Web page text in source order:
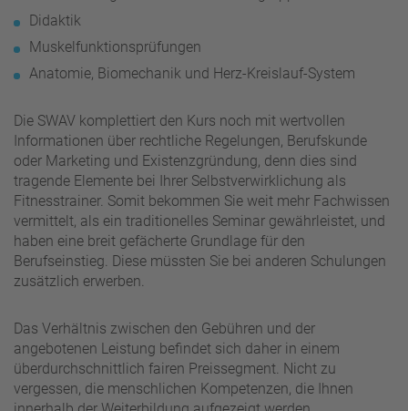
Didaktik
Muskelfunktionsprüfungen
Anatomie, Biomechanik und Herz-Kreislauf-System
Die SWAV komplettiert den Kurs noch mit wertvollen
Informationen über rechtliche Regelungen, Berufskunde
oder Marketing und Existenzgründung, denn dies sind
tragende Elemente bei Ihrer Selbstverwirklichung als
Fitnesstrainer. Somit bekommen Sie weit mehr Fachwissen
vermittelt, als ein traditionelles Seminar gewährleistet, und
haben eine breit gefächerte Grundlage für den
Berufseinstieg. Diese müssten Sie bei anderen Schulungen
zusätzlich erwerben.
Das Verhältnis zwischen den Gebühren und der
angebotenen Leistung befindet sich daher in einem
überdurchschnittlich fairen Preissegment. Nicht zu
vergessen, die menschlichen Kompetenzen, die Ihnen